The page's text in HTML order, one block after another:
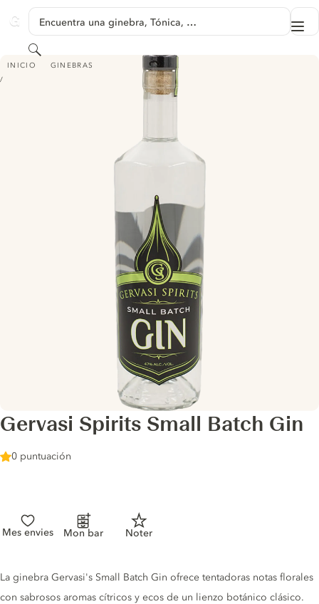
GINVENTORY
Encuentra una ginebra, Tónica, …
Buscar
INICIO GINEBRAS
GERVASI SPIRITS SMALL BATCH GIN
Gervasi Spirits Small Batch Gin
0 puntuación
Mes envies Mon bar Noter
Gin description
La ginebra Gervasi's Small Batch Gin ofrece tentadoras notas florales
con sabrosos aromas cítricos y ecos de un lienzo botánico clásico.